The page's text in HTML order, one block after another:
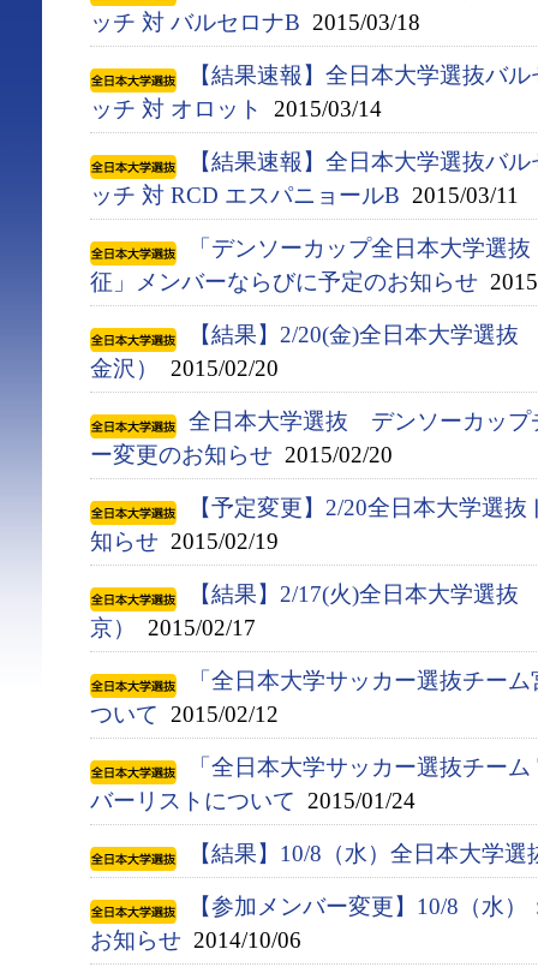
ッチ 対 バルセロナB 2015/03/18
【結果速報】全日本大学選抜バ
ッチ 対 オロット
2015/03/14
【結果速報】全日本大学選抜バ
ッチ 対 RCD エスパニョールB 2015/03/11
「デンソーカップ全日本大学選
征」メンバーならびに予定のお知らせ
【結果】2/20(金)全日本大学選
金沢）
2015/02/20
全日本大学選抜 デンソーカップ
ー変更のお知らせ 2015/02/20
【予定変更】2/20全日本大学選
知らせ 2015/02/19
【結果】2/17(火)全日本大学選
京）
2015/02/17
「全日本大学サッカー選抜チー
ついて 2015/02/12
「全日本大学サッカー選抜チー
バーリストについて 2015/01/24
【結果】10/8（水）全日本大学
【参加メンバー変更】10/8（水
お知らせ 2014/10/06